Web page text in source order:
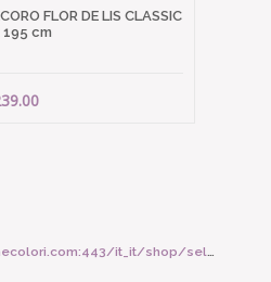
FLOR DE LIS CLASSIC
195 cm
seletti_toiletpaper/bottiglia_termica/seletti_bottiglia_termica_shit/5047